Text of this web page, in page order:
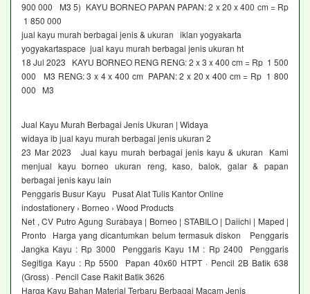
900 000 M3 5) KAYU BORNEO PAPAN PAPAN: 2 x 20 x 400 cm = Rp
1 850 000
jual kayu murah berbagai jenis & ukuran iklan yogyakarta
yogyakartaspace jual kayu murah berbagai jenis ukuran ht
18 Jul 2023 KAYU BORNEO RENG RENG: 2 x 3 x 400 cm = Rp 1 500
000 M3 RENG: 3 x 4 x 400 cm PAPAN: 2 x 20 x 400 cm = Rp 1 800
000 M3
Jual Kayu Murah Berbagai Jenis Ukuran | Widaya
widaya ib jual kayu murah berbagai jenis ukuran 2
23 Mar 2023 Jual kayu murah berbagai jenis kayu & ukuran Kami
menjual kayu borneo ukuran reng, kaso, balok, galar & papan
berbagai jenis kayu lain
Penggaris Busur Kayu Pusat Alat Tulis Kantor Online
indostationery › Borneo › Wood Products
Net , CV Putro Agung Surabaya | Borneo | STABILO | Daiichi | Maped |
Pronto Harga yang dicantumkan belum termasuk diskon Penggaris
Jangka Kayu : Rp 3000 Penggaris Kayu 1M : Rp 2400 Penggaris
Segitiga Kayu : Rp 5500 Papan 40x60 HTPT · Pencil 2B Batik 638
(Gross) · Pencil Case Rakit Batik 3626
Harga Kayu Bahan Material Terbaru Berbagai Macam Jenis